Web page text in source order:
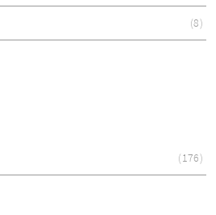
8
176